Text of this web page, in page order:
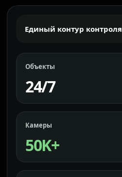
Единый контур контроля
Объекты
24/7
Камеры
50K+